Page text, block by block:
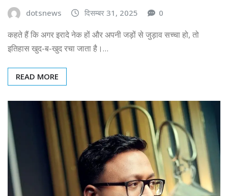
dotsnews दिसम्बर 31, 2025 0
कहते हैं कि अगर इरादे नेक हों और अपनी जड़ों से जुड़ाव सच्चा हो, तो
इतिहास खुद-ब-खुद रचा जाता है।…
READ MORE